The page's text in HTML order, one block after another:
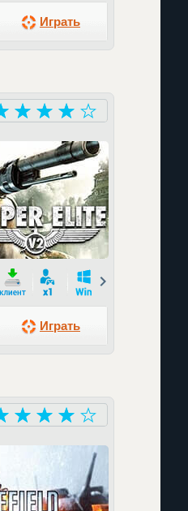
Играть
Играть